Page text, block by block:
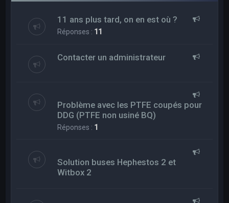
11 ans plus tard, on en est où ?
Réponses : 11
Contacter un administrateur
Problème avec les PTFE coupés pour
DDG (PTFE non usiné BQ)
Réponses : 1
Solution buses Hephestos 2 et
Witbox 2